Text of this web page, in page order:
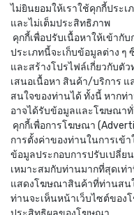
ไม่ยินยอมให้เราใช้คุกกี้ประ
และไม่เต็มประสิทธิภาพ
คุกกี้เพื่อปรับเนื้อหาให้เข้ากั
ประเภทนี้จะเก็บข้อมูลต่าง
และสร้างโปรไฟล์เกี่ยวกับตั
เสนอเนื้อหา สินค้า/บริการ
สนใจของท่านได้ ทั้งนี้ หากท่
อาจได้รับข้อมูลและโฆษณา
คุกกี้เพื่อการโฆษณา
การตั้งค่าของท่านในการเข้
ข้อมูลประกอบการปรับเปลี่ย
เหมาะสมกับท่านมากที่สุดเท่
แสดงโฆษณาสินค้าที่ท่านสน
ท่านจะเห็นหน้าเว็บไซต์ของ